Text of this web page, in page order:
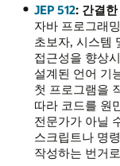
JEP 512: 간결
자바 프로그래
초보자, 시스템
접근성을 향상
설계된 언어 기
첫 프로그램을
따라 코드를 원
전문가가 아닐
스크립트나 명
작성하는 번거